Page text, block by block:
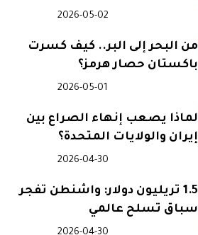
2026-05-02
من البحر إلى البر.. كيف كسرت
باكستان حصار هرمز؟
2026-05-01
لماذا يصعب إنهاء الصراع بين
إيران والولايات المتحدة؟
2026-04-30
1.5 تريليون دولار: واشنطن تفجر
سباق تسلح عالمي
2026-04-30